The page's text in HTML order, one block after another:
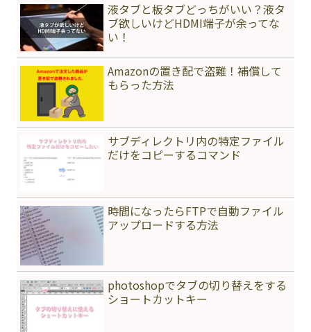
液タブと板タブどっちがいい？液タ
ブ欲しいけどHDMI端子が余ってな
い！
Amazonの置き配で盗難！補償して
もらった方法
サブディレクトリ内の特定ファイル
だけをコピーするコマンド
時間になったらFTPで自動ファイル
アップロードする方法
photoshopでタブの切り替えをする
ショートカットキー